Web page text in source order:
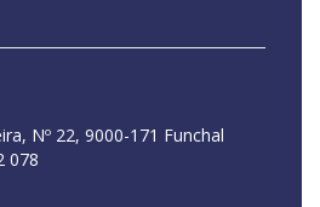
Nº 22, 9000-171 Funchal
078